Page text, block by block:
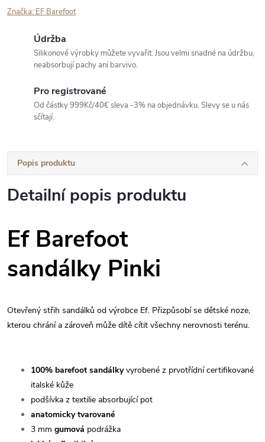
Značka: EF Barefoot
Údržba
Silikonové výrobky můžete vyvařit. Jsou velmi snadné na údržbu,
neabsorbují pachy ani barvivo.
Pro registrované
Od částky 999Kč/40€ sleva -3% na objednávku. Slevy se u nás
sčítají.
Popis produktu
Detailní popis produktu
Ef Barefoot
sandálky Pinki
Otevřený střih sandálků od výrobce Ef. Přizpůsobí se dětské noze,
kterou chrání a zároveň může dítě cítit všechny nerovnosti terénu.
100% barefoot sandálkyvyrobené z prvotřídní certifikované
italské kůže
podšívka z textilie absorbující pot
anatomicky tvarované
3 mm gumová podrážka